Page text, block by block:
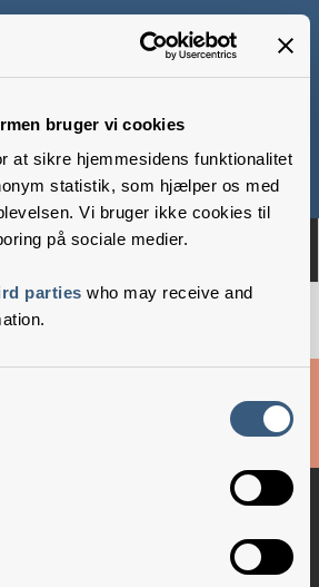
bruger vi cookies
at sikre hjemmesidens funktionalitet
statistik, som hjælper os med
Vi bruger ikke cookies til
på sociale medier.
parties who may receive and